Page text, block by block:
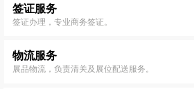
签证服务
签证办理，专业商务签证。
物流服务
展品物流，负责清关及展位配送服务。